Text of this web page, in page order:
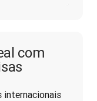
com
internacionais